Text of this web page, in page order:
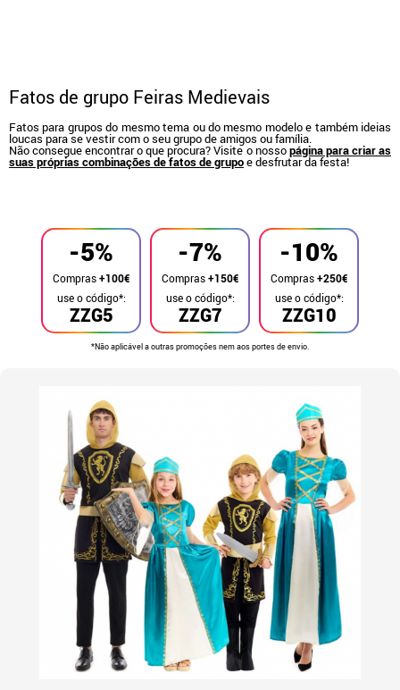
Fatos de grupo Feiras Medievais
Fatos para grupos do mesmo tema ou do mesmo modelo e também ideias
loucas para se vestir com o seu grupo de amigos ou família.
Não consegue encontrar o que procura? Visite o nossopágina para criar as
suas próprias combinações de fatos de grupoe desfrutar da festa!
-5%
Compras+100€
ZZG5
use o código*:
-7%
Compras+150€
ZZG7
use o código*:
-10%
Compras+250€
ZZG10
use o código*:
*Não aplicável a outras promoções nem aos portes de envio.